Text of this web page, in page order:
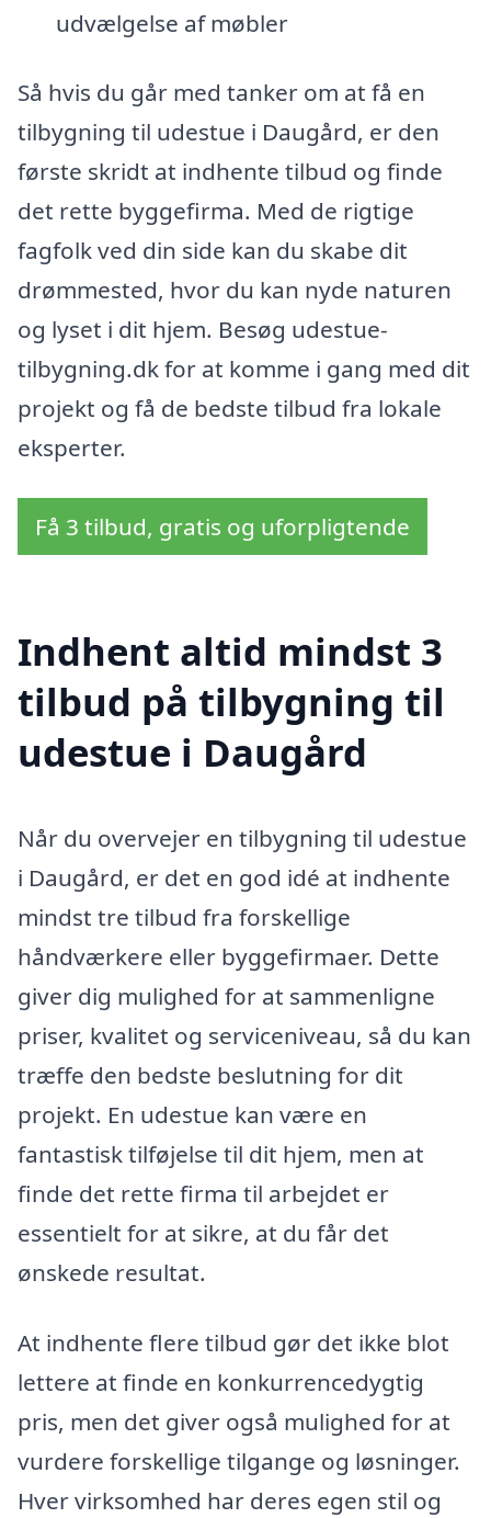
udvælgelse af møbler
Så hvis du går med tanker om at få en
tilbygning til udestue i Daugård, er den
første skridt at indhente tilbud og finde
det rette byggefirma. Med de rigtige
fagfolk ved din side kan du skabe dit
drømmested, hvor du kan nyde naturen
og lyset i dit hjem. Besøg udestue-
tilbygning.dk for at komme i gang med dit
projekt og få de bedste tilbud fra lokale
eksperter.
Få 3 tilbud, gratis og uforpligtende
Indhent altid mindst 3
tilbud på tilbygning til
udestue i Daugård
Når du overvejer en tilbygning til udestue
i Daugård, er det en god idé at indhente
mindst tre tilbud fra forskellige
håndværkere eller byggefirmaer. Dette
giver dig mulighed for at sammenligne
priser, kvalitet og serviceniveau, så du kan
træffe den bedste beslutning for dit
projekt. En udestue kan være en
fantastisk tilføjelse til dit hjem, men at
finde det rette firma til arbejdet er
essentielt for at sikre, at du får det
ønskede resultat.
At indhente flere tilbud gør det ikke blot
lettere at finde en konkurrencedygtig
pris, men det giver også mulighed for at
vurdere forskellige tilgange og løsninger.
Hver virksomhed har deres egen stil og